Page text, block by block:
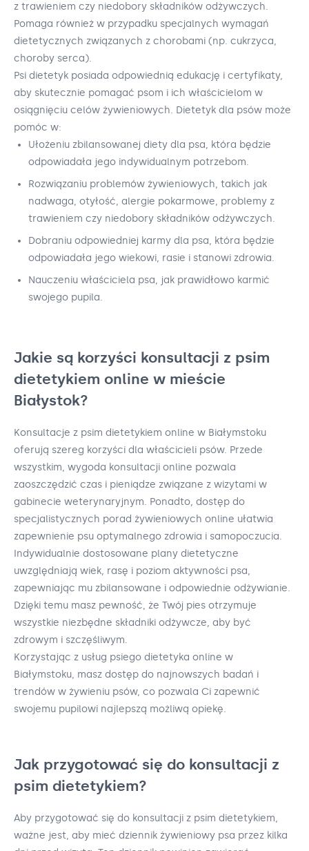
z trawieniem czy niedobory składników odżywczych.
Pomaga również w przypadku specjalnych wymagań
dietetycznych związanych z chorobami (np. cukrzyca,
choroby serca).
Psi dietetyk posiada odpowiednią edukację i certyfikaty,
aby skutecznie pomagać psom i ich właścicielom w
osiągnięciu celów żywieniowych. Dietetyk dla psów może
pomóc w:
Ułożeniu zbilansowanej diety dla psa, która będzie
odpowiadała jego indywidualnym potrzebom.
Rozwiązaniu problemów żywieniowych, takich jak
nadwaga, otyłość, alergie pokarmowe, problemy z
trawieniem czy niedobory składników odżywczych.
Dobraniu odpowiedniej karmy dla psa, która będzie
odpowiadała jego wiekowi, rasie i stanowi zdrowia.
Nauczeniu właściciela psa, jak prawidłowo karmić
swojego pupila.
Jakie są korzyści konsultacji z psim
dietetykiem online w mieście
Białystok?
Konsultacje z psim dietetykiem online w Białymstoku
oferują szereg korzyści dla właścicieli psów. Przede
wszystkim, wygoda konsultacji online pozwala
zaoszczędzić czas i pieniądze związane z wizytami w
gabinecie weterynaryjnym. Ponadto, dostęp do
specjalistycznych porad żywieniowych online ułatwia
zapewnienie psu optymalnego zdrowia i samopoczucia.
Indywidualnie dostosowane plany dietetyczne
uwzględniają wiek, rasę i poziom aktywności psa,
zapewniając mu zbilansowane i odpowiednie odżywianie.
Dzięki temu masz pewność, że Twój pies otrzymuje
wszystkie niezbędne składniki odżywcze, aby być
zdrowym i szczęśliwym.
Korzystając z usług psiego dietetyka online w
Białymstoku, masz dostęp do najnowszych badań i
trendów w żywieniu psów, co pozwala Ci zapewnić
swojemu pupilowi najlepszą możliwą opiekę.
Jak przygotować się do konsultacji z
psim dietetykiem?
Aby przygotować się do konsultacji z psim dietetykiem,
ważne jest, aby mieć dziennik żywieniowy psa przez kilka